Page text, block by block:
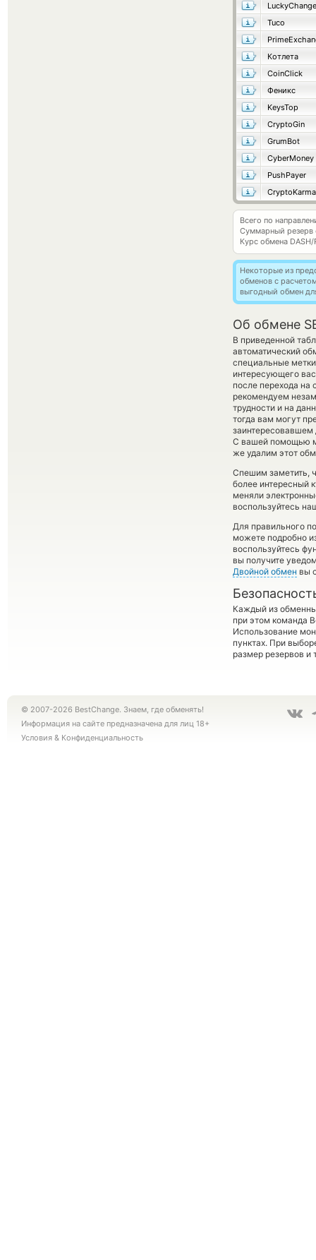
LuckyChange
Tuco
Котлета
CoinClick
Феникс
KeysTop
CryptoGin
GrumBot
CyberMoney
PushPayer
CryptoKarma
Всего по
Суммарный резерв
Курс обмена DASH/
Некоторые из
обменов с
выгодный обмен
Об обмене
В приведенной
автоматический
специальные
интересующего
после перехода на
рекомендуем
трудности и на
тогда вам могут
заинтересовавшем
С вашей помощью
же удалим этот
Спешим заметить,
более интересный
меняли
воспользуйтесь
Для правильного
можете подробно
воспользуйтесь
вы получите
Двойной обмен вы
Каждый из
при этом команда
Использование
пунктах. При
размер резервов и
© 2007-2026 BestChange. Знаем, где обменять!
Информация на сайте предназначена для лиц 18+
Условия & Конфиденциальность